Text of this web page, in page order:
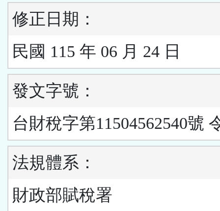
修正日期：
民國 115 年 06 月 24 日
發文字號：
台財稅字第11504562540號
法規體系：
財政部賦稅署